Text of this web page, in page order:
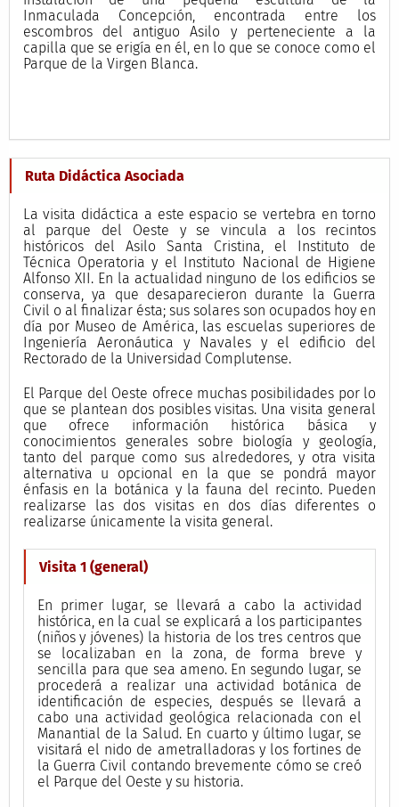
Inmaculada Concepción, encontrada entre los
escombros del antiguo Asilo y perteneciente a la
capilla que se erigía en él, en lo que se conoce como el
Parque de la Virgen Blanca.
Ruta Didáctica Asociada
La visita didáctica a este espacio se vertebra en torno
al parque del Oeste y se vincula a los recintos
históricos del Asilo Santa Cristina, el Instituto de
Técnica Operatoria y el Instituto Nacional de Higiene
Alfonso XII. En la actualidad ninguno de los edificios se
conserva, ya que desaparecieron durante la Guerra
Civil o al finalizar ésta; sus solares son ocupados hoy en
día por Museo de América, las escuelas superiores de
Ingeniería Aeronáutica y Navales y el edificio del
Rectorado de la Universidad Complutense.
El Parque del Oeste ofrece muchas posibilidades por lo
que se plantean dos posibles visitas. Una visita general
que ofrece información histórica básica y
conocimientos generales sobre biología y geología,
tanto del parque como sus alrededores, y otra visita
alternativa u opcional en la que se pondrá mayor
énfasis en la botánica y la fauna del recinto. Pueden
realizarse las dos visitas en dos días diferentes o
realizarse únicamente la visita general.
Visita 1 (general)
En primer lugar, se llevará a cabo la actividad
histórica, en la cual se explicará a los participantes
(niños y jóvenes) la historia de los tres centros que
se localizaban en la zona, de forma breve y
sencilla para que sea ameno. En segundo lugar, se
procederá a realizar una actividad botánica de
identificación de especies, después se llevará a
cabo una actividad geológica relacionada con el
Manantial de la Salud. En cuarto y último lugar, se
visitará el nido de ametralladoras y los fortines de
la Guerra Civil contando brevemente cómo se creó
el Parque del Oeste y su historia.